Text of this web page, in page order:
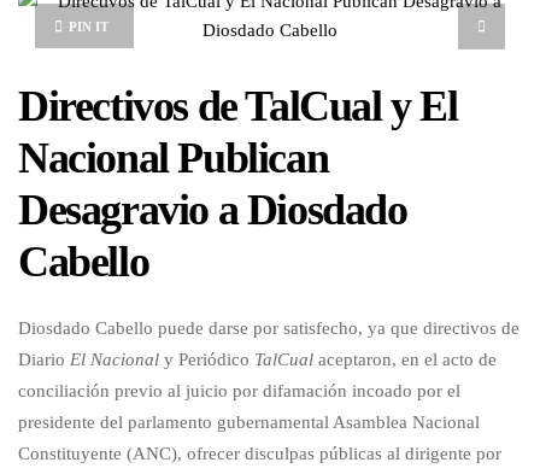
PIN IT
Directivos de TalCual y El
Nacional Publican
Desagravio a Diosdado
Cabello
Diosdado Cabello puede darse por satisfecho, ya que directivos de
Diario El Nacional y Periódico TalCual aceptaron, en el acto de
conciliación previo al juicio por difamación incoado por el
presidente del parlamento gubernamental Asamblea Nacional
Constituyente (ANC), ofrecer disculpas públicas al dirigente por